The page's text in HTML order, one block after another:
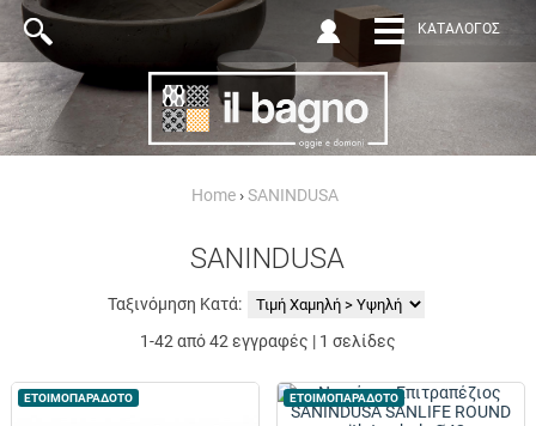
ΚΑΤΆΛΟΓΟΣ
Home ›SANINDUSA
SANINDUSA
Ταξινόμηση Κατά:
1-42 από 42 εγγραφές | 1 σελίδες
ΕΤΟΙΜΟΠΑΡΑΔΟΤΟ ΕΤΟΙΜΟΠΑΡΑΔΟΤΟ